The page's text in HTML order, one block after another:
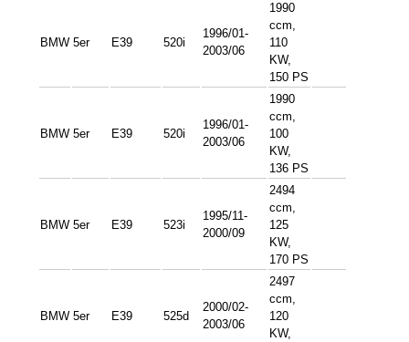
BMW 5er E39 520i
1996/01-
2003/06
1990
ccm,
110
KW,
150 PS
BMW 5er E39 520i
1996/01-
2003/06
1990
ccm,
100
KW,
136 PS
BMW 5er E39 523i
1995/11-
2000/09
2494
ccm,
125
KW,
170 PS
BMW 5er E39 525d
2000/02-
2003/06
2497
ccm,
120
KW,